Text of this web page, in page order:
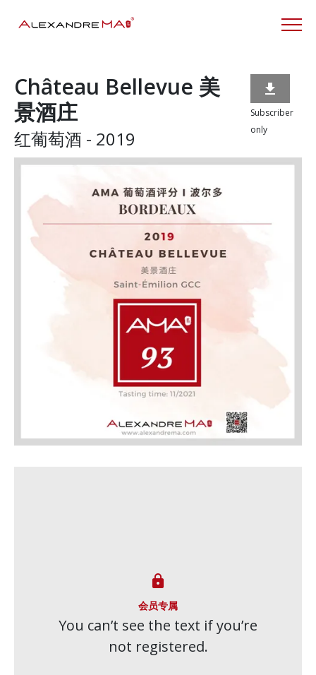
Château Bellevue 美
景酒庄
红葡萄酒 - 2019

Subscriber
only

会员专属
You can’t see the text if you’re
not registered.